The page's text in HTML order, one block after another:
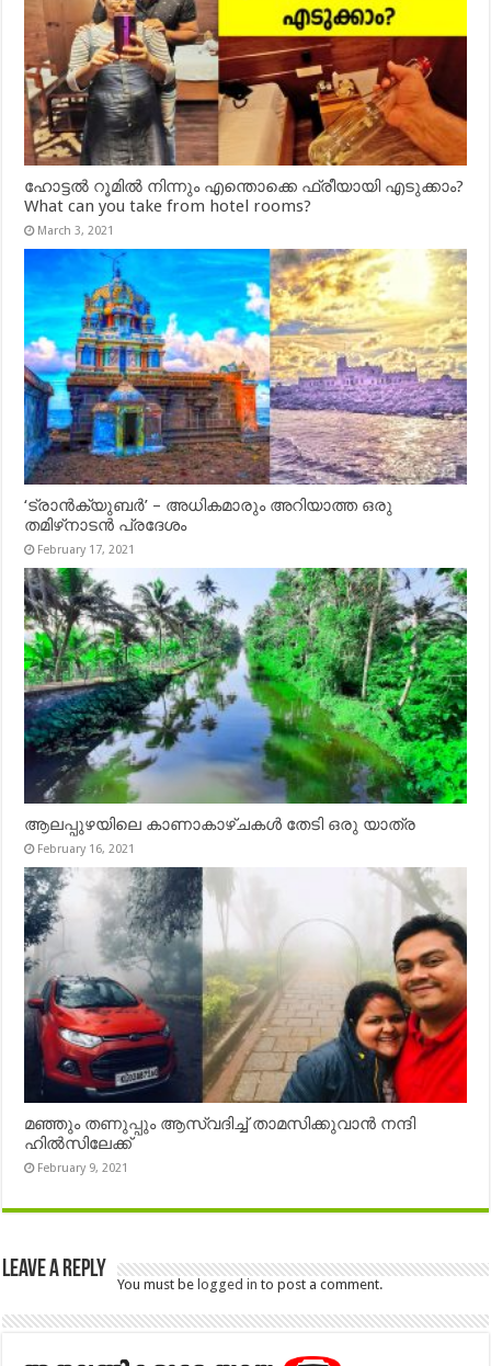
ഹോട്ടൽ റൂമിൽ നിന്നും എന്തൊക്കെ ഫ്രീയായി എടുക്കാം?
What can you take from hotel rooms?
March 3, 2021
‘ട്രാൻക്യുബർ’ – അധികമാരും അറിയാത്ത ഒരു
തമിഴ്‌നാടൻ പ്രദേശം
February 17, 2021
ആലപ്പുഴയിലെ കാണാകാഴ്ചകൾ തേടി ഒരു യാത്ര
February 16, 2021
മഞ്ഞും തണുപ്പും ആസ്വദിച്ച് താമസിക്കുവാൻ നന്ദി
ഹിൽസിലേക്ക്
February 9, 2021
Leave a Reply
You must be logged in to post a comment.